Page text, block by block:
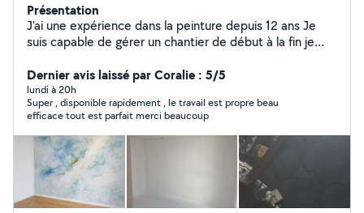
Présentation
J'ai une expérience dans la peinture depuis 12 ans Je
suis capable de gérer un chantier de début à la fin je
préparation des surfaces (ponçage, rebouchage,
application de sous-couche). Application soignée de
peintures, vernis et revêtements selon les normes de
qualité. Connaissance des différents types de
peintures, enduits et finitions. Mes compétences: Sens
du détail et de la précision pour garantir un travail de
qualité. Bonne organisation et respect des délais.
Capacité à travailler en équipe ou de manière
indépendante.
Dernier avis laissé par Coralie : 5/5
lundi à 20h
Super , disponible rapidement , le travail est propre beau
efficace tout est parfait merci beaucoup